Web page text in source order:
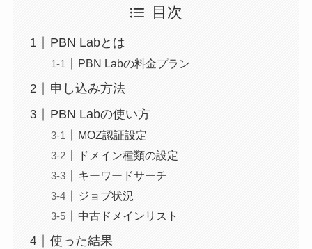
目次
PBN Labとは
PBN Labの料金プラン
申し込み方法
PBN Labの使い方
MOZ認証設定
ドメイン種類の設定
キーワードサーチ
ジョブ状況
中古ドメインリスト
使った結果